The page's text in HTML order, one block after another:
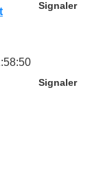
Signaler
Signaler